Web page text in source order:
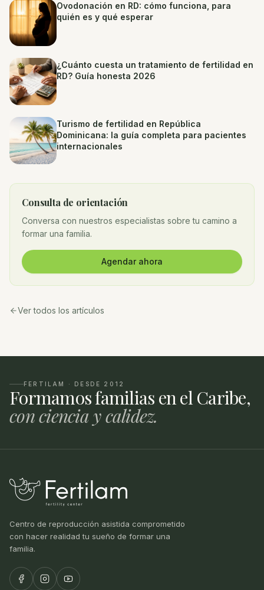
Ovodonación en RD: cómo funciona, para
quién es y qué esperar
¿Cuánto cuesta un tratamiento de fertilidad en
RD? Guía honesta 2026
Turismo de fertilidad en República
Dominicana: la guía completa para pacientes
internacionales
Consulta de orientación
Conversa con nuestros especialistas sobre tu camino a
formar una familia.
Agendar ahora
Ver todos los artículos
FERTILAM · DESDE 2012
Formamos familias en el Caribe,
con ciencia y calidez.
Centro de reproducción asistida comprometido
con hacer realidad tu sueño de formar una
familia.